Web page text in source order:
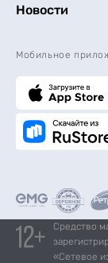
Новости
Мобильное
Средство
«Сетевое